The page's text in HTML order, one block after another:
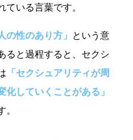
ている言葉です。
の性のあり方」 という意
ると過程すると、セクシ
「セクシュアリティが周
していくことがある」
。